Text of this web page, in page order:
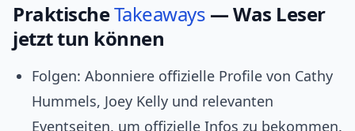
PraktischeTakeaways — Was Leser
jetzt tun können
Folgen: Abonniere offizielle Profile von Cathy
Hummels, Joey Kelly und relevanten
Eventseiten, um offizielle Infos zu bekommen.